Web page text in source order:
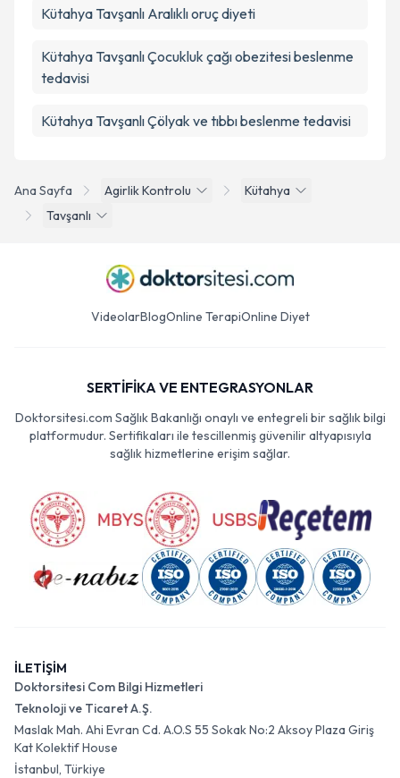
Ana Sayfa Agirlik Kontrolu
Kütahya
Tavşanlı
Kütahya Tavşanlı Aralıklı oruç diyeti
Kütahya Tavşanlı Çocukluk çağı obezitesi beslenme
tedavisi
Kütahya Tavşanlı Çölyak ve tıbbı beslenme tedavisi
VideolarBlogOnline TerapiOnline Diyet
SERTİFİKA VE ENTEGRASYONLAR
Doktorsitesi.com Sağlık Bakanlığı onaylı ve entegreli bir sağlık bilgi
platformudur. Sertifikaları ile tescillenmiş güvenilir altyapısıyla
sağlık hizmetlerine erişim sağlar.
İLETİŞİM
Doktorsitesi Com Bilgi Hizmetleri
Teknoloji ve Ticaret A.Ş.
Maslak Mah. Ahi Evran Cd. A.O.S 55 Sokak No:2 Aksoy Plaza Giriş
Kat Kolektif House
İstanbul, Türkiye